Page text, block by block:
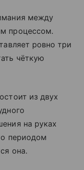
между
процессом.
ровно три
чёткую
из двух
на руках
периодом
она.